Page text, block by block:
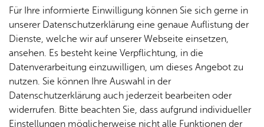
Ak­tu­
1250
Jahre
Ai­lin­
gen
Zah­
len,
Daten
& Fak­
ten
Ai­lin­
ger
Orts­
vor­
& Ort­
schaft
s­rat
Ver­
Ak­ti­on
mein­
sinn
Ai­lin­
gen
Öf­
Bil­der
Orts­
plan
Aus­bil­
dung
& of­fe­
Ge­schichts­treff: Die Stadt
Fried­richs­ha­fen und der Zep­
pe­lin-Kon­zern – ein Gang
durch die Ge­schich­te
Diens­tag, 15. Sep­tem­ber 2026 , 19:30 Uhr
Für Ihre informierte Einwilligung können Sie sich gerne in
unserer Datenschutzerklärung eine genaue Auflistung der
Dienste, welche wir auf unserer Webseite einsetzen,
ansehen. Es besteht keine Verpflichtung, in die
Datenverarbeitung einzuwilligen, um dieses Angebot zu
nutzen. Sie können Ihre Auswahl in der
Datenschutzerklärung auch jederzeit bearbeiten oder
widerrufen. Bitte beachten Sie, dass aufgrund individueller
Einstellungen möglicherweise nicht alle Funktionen der